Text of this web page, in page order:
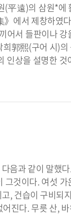
(平遠)의 삼원*
에서 제창하였
어서 들판이나
郭熙(구어 시)
인상을 설명한
과 같이 말했다
것이다. 여섯 가
, 건습이 구비되
진다. 무릇 산,